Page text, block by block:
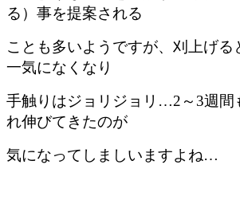
る）事を提案される
ことも多いようですが、刈上げる
一気になくなり
手触りはジョリジョリ…2～3週間
れ伸びてきたのが
気になってしましいますよね…